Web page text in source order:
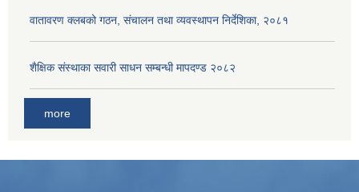
वातावरण क्लबको गठन, संचालन तथा व्यवस्थापन निर्देशिका, २०८१
शैक्षिक संस्थाका सवारी साधन सम्बन्धी मापदण्ड २०८२
more